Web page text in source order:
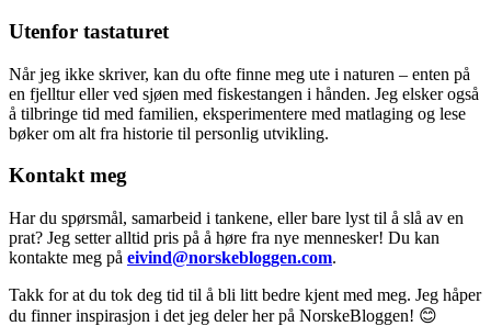
Utenfor tastaturet
Når jeg ikke skriver, kan du ofte finne meg ute i naturen – enten på
en fjelltur eller ved sjøen med fiskestangen i hånden. Jeg elsker også
å tilbringe tid med familien, eksperimentere med matlaging og lese
bøker om alt fra historie til personlig utvikling.
Kontakt meg
Har du spørsmål, samarbeid i tankene, eller bare lyst til å slå av en
prat? Jeg setter alltid pris på å høre fra nye mennesker! Du kan
kontakte meg på eivind@norskebloggen.com.
Takk for at du tok deg tid til å bli litt bedre kjent med meg. Jeg håper
du finner inspirasjon i det jeg deler her på NorskeBloggen! 😊